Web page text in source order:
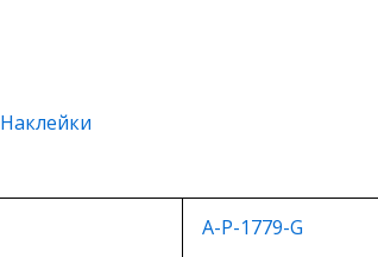
Наклейки
A-P-1779-G